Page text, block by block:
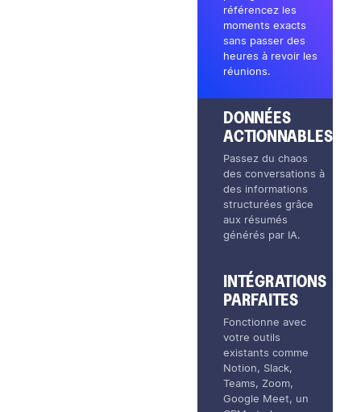
référencez les
moments exacts
sans passer des
heures à revoir les
réunions.
DONNÉES
ACTIONNABLES
Passez du chaos
des conversations à
des informations
structurées grâce
aux résumés
générés par IA.
INTÉGRATIONS
PARFAITES
Fonctionne avec
votre outils
existants comme
Notion, Slack,
Teams, Zoom,
Google Meet, un